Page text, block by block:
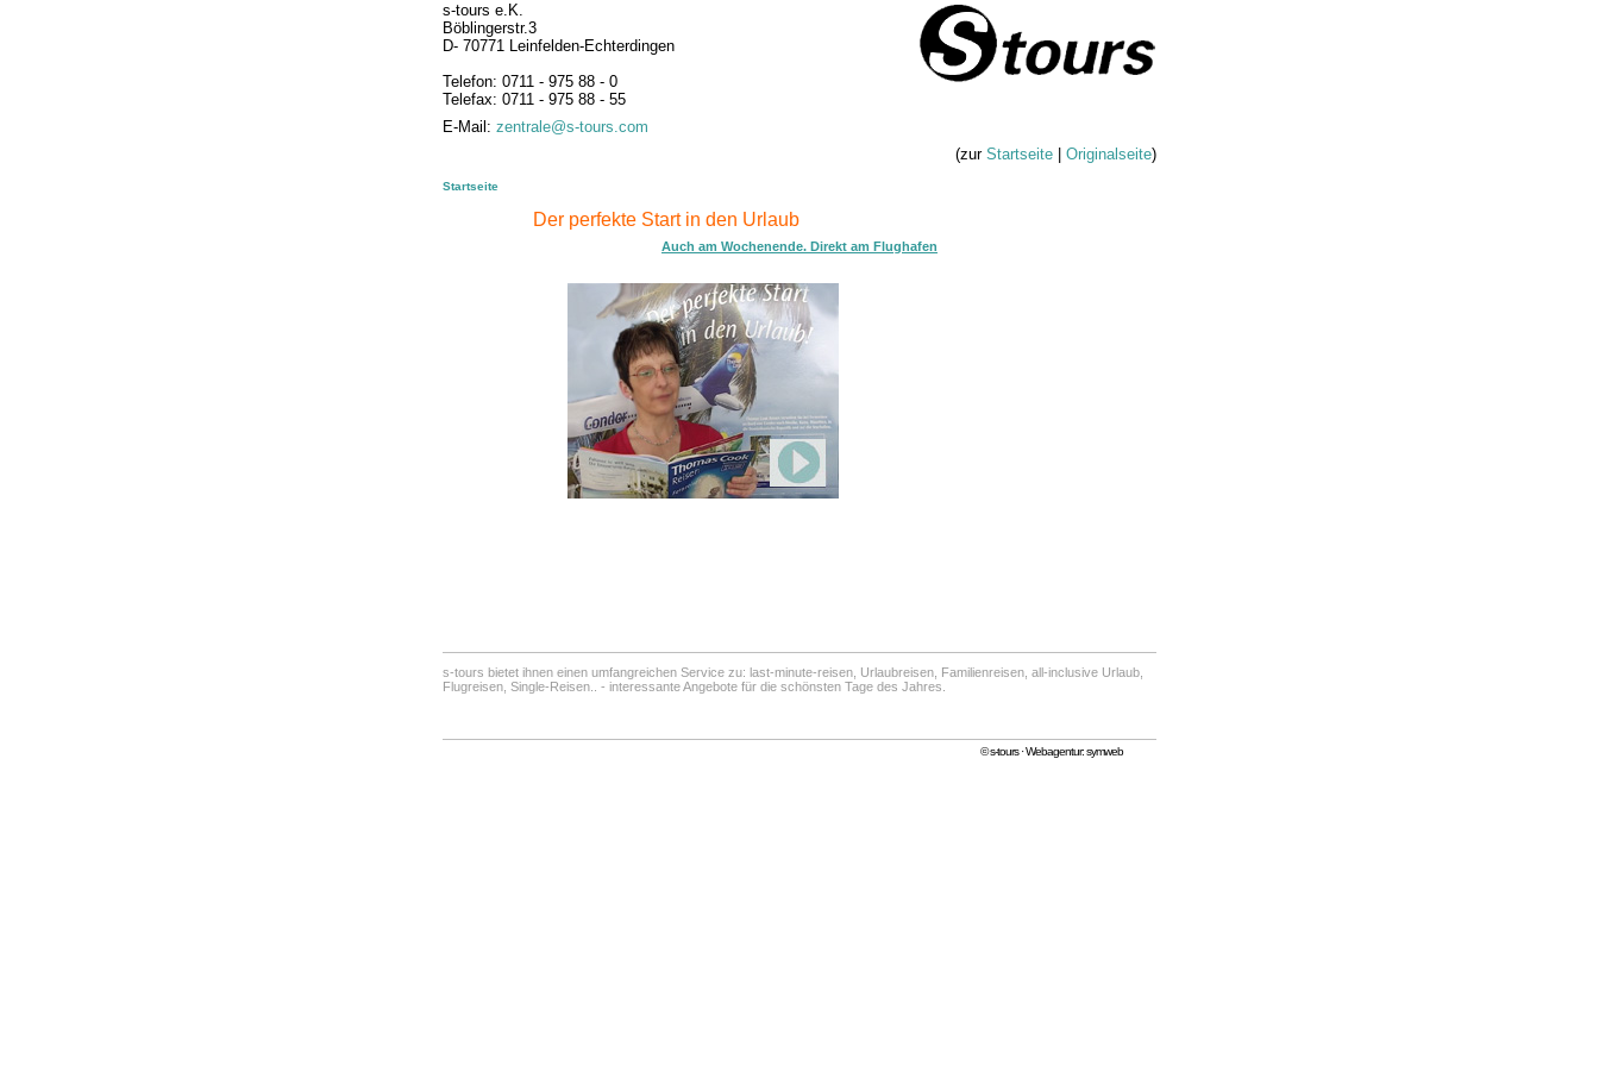
s-tours e.K.
Böblingerstr.3
D- 70771 Leinfelden-Echterdingen
Telefon: 0711 - 975 88 - 0
Telefax: 0711 - 975 88 - 55
E-Mail: zentrale@s-tours.com
(zur Startseite Originalseite)
Startseite
Der perfekte Start in den Urlaub
Auch am Wochenende. Direkt am Flughafen
s-tours bietet ihnen einen umfangreichen Service zu: last-minute-reisen, Urlaubreisen, Familienreisen, all-inclusive Urlaub,
Flugreisen, Single-Reisen.. - interessante Angebote für die schönsten Tage des Jahres.
©s-tours·Webagentur: symweb